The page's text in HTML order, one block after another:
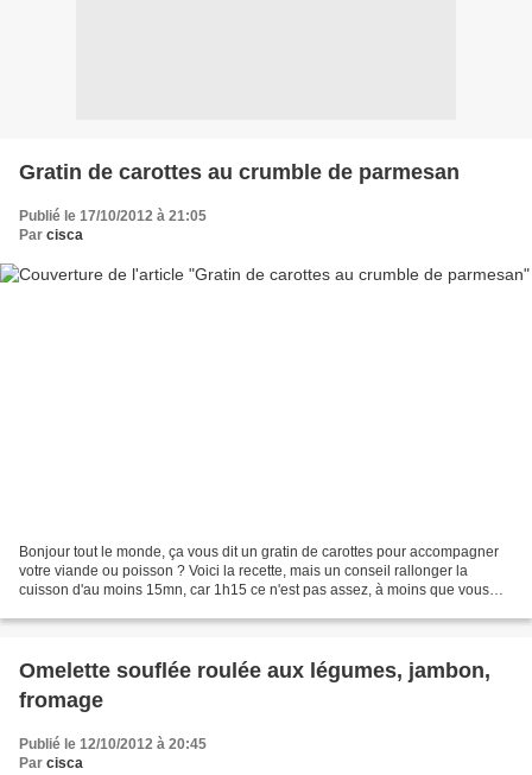
Gratin de carottes au crumble de parmesan
Publié le 17/10/2012 à 21:05
Par cisca
Bonjour tout le monde, ça vous dit un gratin de carottes pour accompagner
votre viande ou poisson ? Voici la recette, mais un conseil rallonger la
cuisson d'au moins 15mn, car 1h15 ce n'est pas assez, à moins que vous
Omelette souflée roulée aux légumes, jambon,
fromage
Publié le 12/10/2012 à 20:45
Par cisca